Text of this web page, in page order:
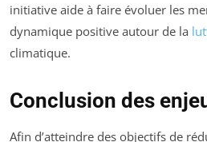
initiative aide à faire évoluer les
dynamique positive autour de la
climatique.
Conclusion des
Afin d’atteindre des objectifs de